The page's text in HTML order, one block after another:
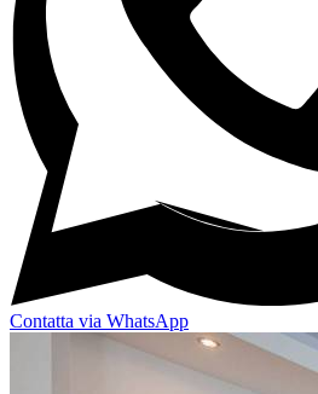
Contatta via WhatsApp